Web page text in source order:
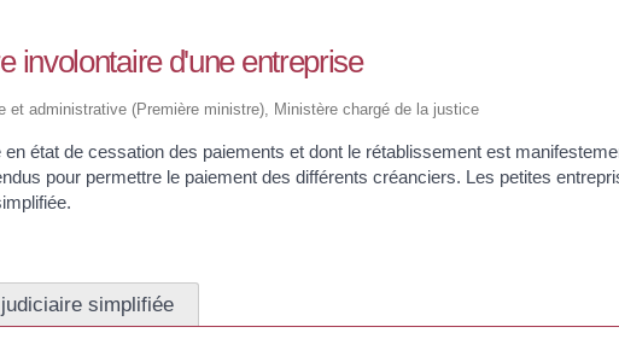
involontaire d'une entreprise
et administrative (Première ministre), Ministère chargé de la justice
état de cessation des paiements et dont le rétablissement est
pour permettre le paiement des différents créanciers. Les petites
simplifiée